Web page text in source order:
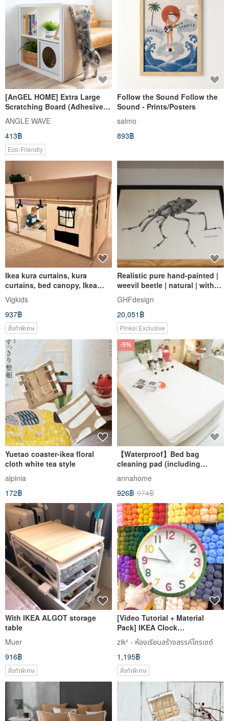
[AnGEL HOME] Extra Large
Scratching Board (Adhesive) -
Fresh White / Compatible with
IKEA KALLAX
ANGLE WAVE
413฿
Eco-Friendly
Follow the Sound Follow the
Sound - Prints/Posters
salmo
893฿
Ikea kura curtains, kura
curtains, bed canopy, Ikea
kura bed
Vigkids
937฿
สั่งทำพิเศษ
Realistic pure hand-painted |
weevil beetle | natural | with
IKEA frame
GHFdesign
20,051฿
Pinkoi Exclusive
Yuetao coaster-ikea floral
cloth white tea style
alpinia
172฿
-5%
【Waterproof】Bed bag
cleaning pad (including
European size) made in
Taiwan
annahome
926฿ 974฿
With IKEA ALGOT storage
table
Muer
916฿
สั่งทำพิเศษ
[Video Tutorial + Material
Pack] IKEA Clock
Transformation
zik² - ห้องเรียนสร้างสรรค์โครเชต์
1,195฿
สั่งทำพิเศษ